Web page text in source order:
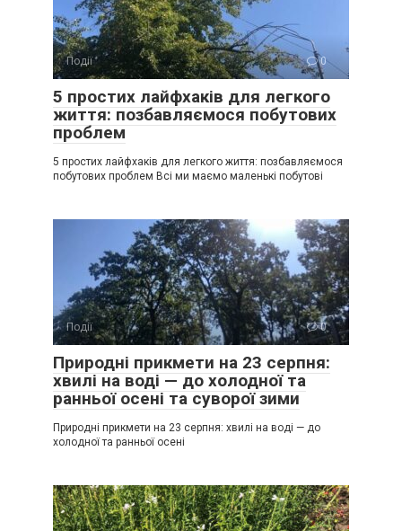
Події 0
5 простих лайфхаків для легкого
життя: позбавляємося побутових
проблем
5 простих лайфхаків для легкого життя: позбавляємося
побутових проблем Всі ми маємо маленькі побутові
Події 0
Природні прикмети на 23 серпня:
хвилі на воді — до холодної та
ранньої осені та суворої зими
Природні прикмети на 23 серпня: хвилі на воді — до
холодної та ранньої осені